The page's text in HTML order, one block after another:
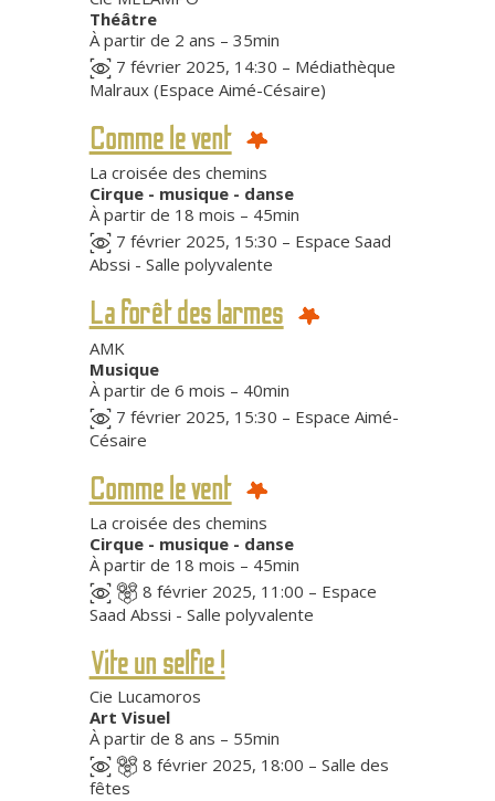
Théâtre
À partir de 2 ans – 35min
7 février 2025, 14:30 – Médiathèque
Malraux (Espace Aimé-Césaire)
Comme le vent
La croisée des chemins
Cirque - musique - danse
À partir de 18 mois – 45min
7 février 2025, 15:30 – Espace Saad
Abssi - Salle polyvalente
La forêt des larmes
AMK
Musique
À partir de 6 mois – 40min
7 février 2025, 15:30 – Espace Aimé-
Césaire
Comme le vent
La croisée des chemins
Cirque - musique - danse
À partir de 18 mois – 45min
8 février 2025, 11:00 – Espace
Saad Abssi - Salle polyvalente
Vite un selfie !
Cie Lucamoros
Art Visuel
À partir de 8 ans – 55min
8 février 2025, 18:00 – Salle des
fêtes